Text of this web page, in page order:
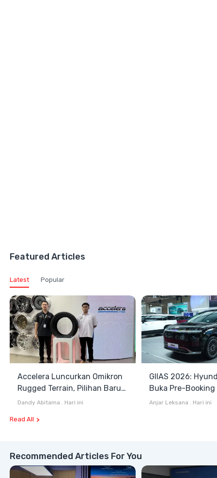
Featured Articles
Latest Popular
Accelera Luncurkan Omikron
Rugged Terrain, Pilihan Baru
Antara All Terrain dan Mud
Dandy Abitama . Hari ini
GIIAS 2026:
Buka Pre-Booking
Harga Mulai
Anjar Leksana . Hari ini
Read All
Recommended Articles For You